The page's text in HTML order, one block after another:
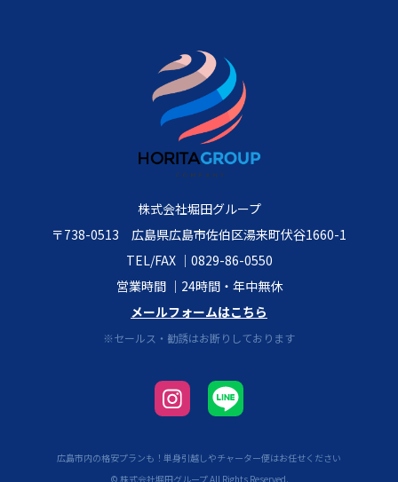
株式会社堀田グループ
〒738-0513 広島県広島市佐伯区湯来町伏谷1660-1
TEL/FAX │ 0829-86-0550
営業時間 │24時間・年中無休
メールフォームはこちら
※セールス・勧誘はお断りしております
広島市内の格安プランも！単身引越しやチャーター便はお任せください
© 株式会社堀田グループ All Rights Reserved.